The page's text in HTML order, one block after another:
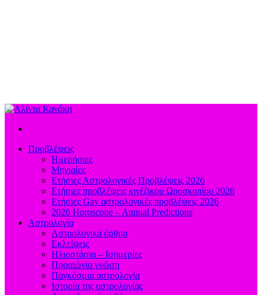
Προβλέψεις
Ημερήσιες
Μηνιαίες
Ετήσιες Αστρολογικές Προβλέψεις 2026
Ετήσιες προβλέψεις κινέζικου Ωροσκοπίου 2026
Ετήσιες Gay αστρολογικές προβλέψεις 2026
2026 Horoscope – Annual Predictions
Αστρολογία
Αστρολογικά άρθρα
Εκλείψεις
Ηλιοστάσια – Ισημερίες
Προαιώνια γνώση
Παγκόσμια αστρολογία
Ιστορία της αστρολογίας